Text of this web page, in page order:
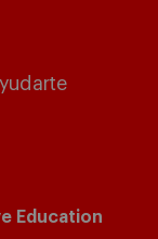
Education